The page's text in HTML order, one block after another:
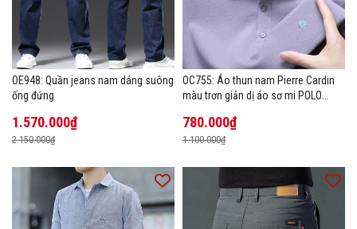
OE948: Quần jeans nam dáng suông
ống đứng
1.570.000₫
2.150.000₫
OC755: Áo thun nam Pierre Cardin
màu trơn giản dị áo sơ mi POLO
780.000₫
1.100.000₫